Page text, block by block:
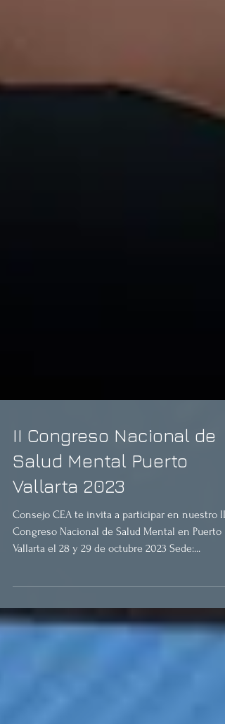
II Congreso Nacional de
Salud Mental Puerto
Vallarta 2023
Consejo CEA te invita a participar en nuestro II
Congreso Nacional de Salud Mental en Puerto